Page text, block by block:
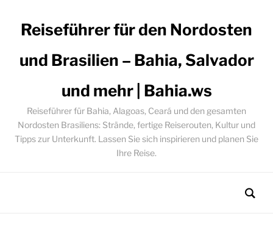
Reiseführer für den Nordosten
und Brasilien – Bahia, Salvador
und mehr | Bahia.ws
Reiseführer für Bahia, Alagoas, Ceará und den gesamten
Nordosten Brasiliens: Strände, fertige Reiserouten, Kultur und
Tipps zur Unterkunft. Lassen Sie sich inspirieren und planen Sie
Ihre Reise.